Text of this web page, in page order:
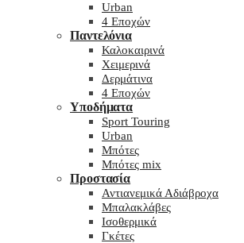
Urban
4 Εποχών
Παντελόνια
Καλοκαιρινά
Χειμερινά
Δερμάτινα
4 Εποχών
Υποδήματα
Sport Touring
Urban
Μπότες
Μπότες mix
Προστασία
Αντιανεμικά Αδιάβροχα
Μπαλακλάβες
Ισοθερμικά
Γκέτες